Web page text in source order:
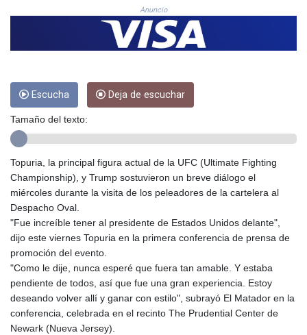
CUC 1.155398
CUP 30.61805
CVE 110.22332
205.196847
DKK 7.475264
EGP 57.609419
ERN 17.330971
ETB
FJD 2.552261
FKP 0.857019
GEL 3.015386
GGP 0.857019
GHS 13.519372
GIP 0.857019
Anuncio
Escucha Deja de escuchar
Tamaño del texto:
Topuria, la principal figura actual de la UFC (Ultimate Fighting
Championship), y Trump sostuvieron un breve diálogo el
miércoles durante la visita de los peleadores de la cartelera al
Despacho Oval.
"Fue increíble tener al presidente de Estados Unidos delante",
dijo este viernes Topuria en la primera conferencia de prensa de
promoción del evento.
"Como le dije, nunca esperé que fuera tan amable. Y estaba
pendiente de todos, así que fue una gran experiencia. Estoy
deseando volver allí y ganar con estilo", subrayó El Matador en la
conferencia, celebrada en el recinto The Prudential Center de
Newark (Nueva Jersey).